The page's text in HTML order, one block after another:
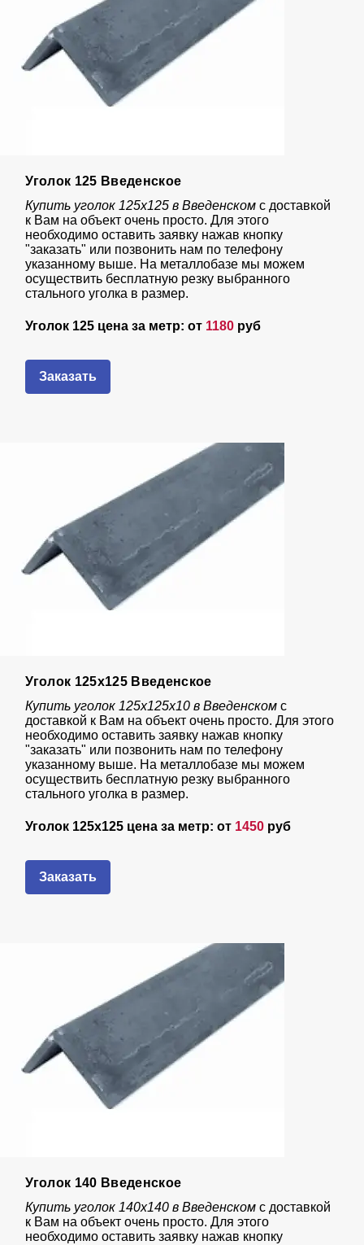
Уголок 125 Введенское
Купить уголок 125х125 в Введенскомс доставкой
к Вам на объект очень просто. Для этого
необходимо оставить заявку нажав кнопку
"заказать" или позвонить нам по телефону
указанному выше. На металлобазе мы можем
осуществить бесплатную резку выбранного
стального уголка в размер.
Уголок 125 цена за метр: от 1180 руб
Заказать
Уголок 125х125 Введенское
Купить уголок 125х125х10 в Введенскомс
доставкой к Вам на объект очень просто. Для этого
необходимо оставить заявку нажав кнопку
"заказать" или позвонить нам по телефону
указанному выше. На металлобазе мы можем
осуществить бесплатную резку выбранного
стального уголка в размер.
Уголок 125х125 цена за метр: от 1450 руб
Заказать
Уголок 140 Введенское
Купить уголок 140х140 в Введенскомс доставкой
к Вам на объект очень просто. Для этого
необходимо оставить заявку нажав кнопку